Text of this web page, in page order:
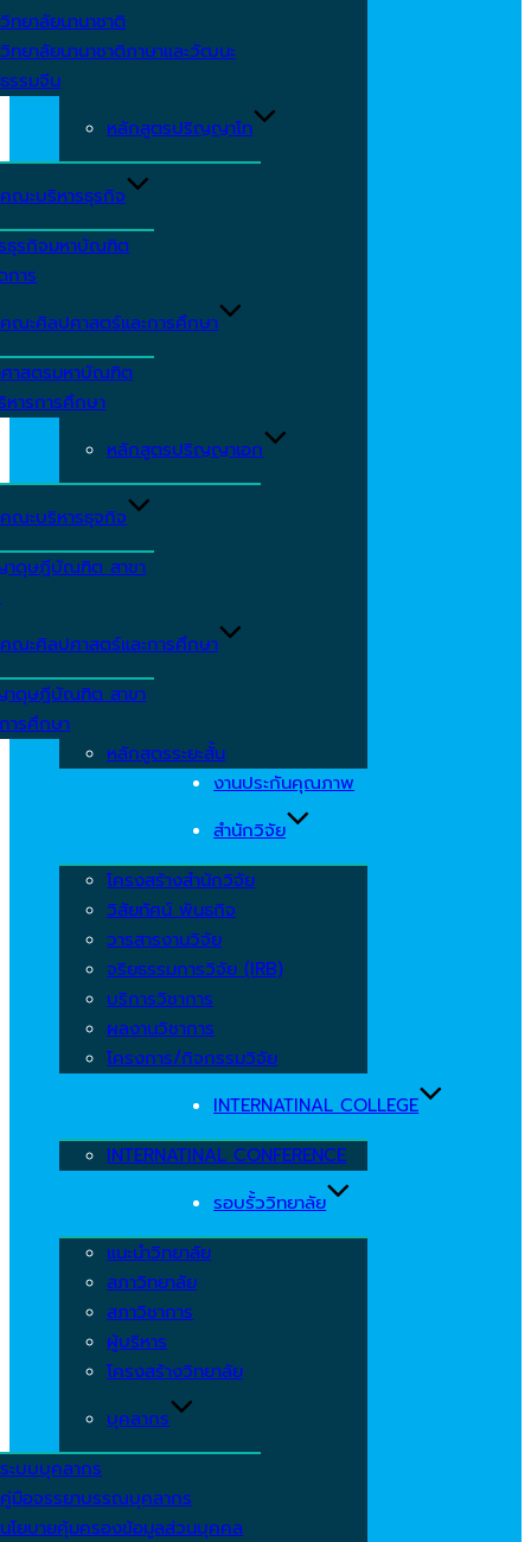
วิทยาลัยนานาชาติ
วิทยาลัยนานาชาติภาษาและวัฒนะ
ธรรมจีน
หลักสูตรปริญญาโท
คณะบริหารธุรกิจ
ธุรกิจมหาบัณฑิต
การ
คณะศิลปศาสตร์และการศึกษา
าสตรมหาบัณฑิต
หารการศึกษา
หลักสูตรปริญญาเอก
คณะบริหารธุจกิจ
ดุษฎีบัณฑิต สาขา
คณะศิลปศาสตร์และการศึกษา
ดุษฎีบัณฑิต สาขา
ารศึกษา
หลักสูตรระยะสั้น
งานประกันคุณภาพ
สำนักวิจัย
โครงสร้างสำนักวิจัย
วิสัยทัศน์ พันธกิจ
วารสารงานวิจัย
จริยธรรมการวิจัย (IRB)
บริการวิชาการ
ผลงานวิชาการ
โครงการ/กิจกรรมวิจัย
INTERNATINAL COLLEGE
INTERNATINAL CONFERENCE
รอบรั้ววิทยาลัย
แนะนำวิทยาลัย
สภาวิทยาลัย
สภาวิชาการ
ผู้บริหาร
โครงสร้างวิทยาลัย
บุคลากร
ระบบบุคลากร
คู่มือจรรยาบรรณบุคลากร
นโยบายคุ้มครองข้อมูลส่วนบุคคล